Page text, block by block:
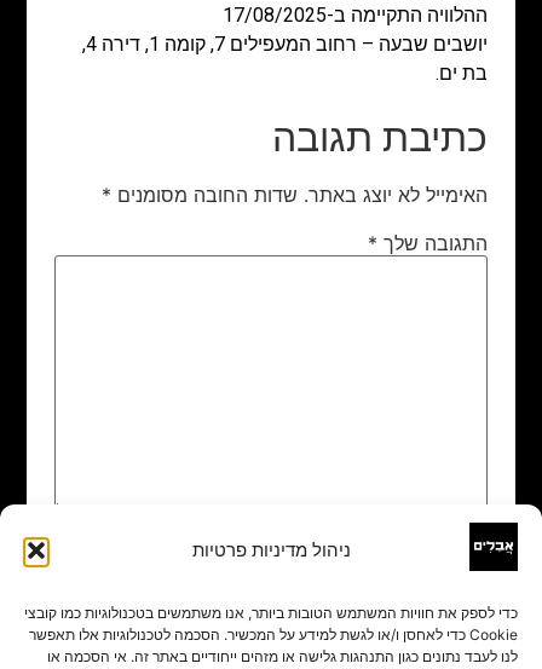
ניהול מדיניות פרטיות
כדי לספק את חוויות המשתמש הטובות ביותר, אנו משתמשים בטכנולוגיות כמו קובצי
Cookie כדי לאחסן ו/או לגשת למידע על המכשיר. הסכמה לטכנולוגיות אלו תאפשר
לנו לעבד נתונים כגון התנהגות גלישה או מזהים ייחודיים באתר זה. אי הסכמה או
ההלוויה התקיימה ב-17/08/2025
יושבים שבעה – רחוב המעפילים 7, קומה 1, דירה 4,
בת ים.
כתיבת תגובה
האימייל לא יוצג באתר. שדות החובה מסומנים *
התגובה שלך *
שם
אימייל*